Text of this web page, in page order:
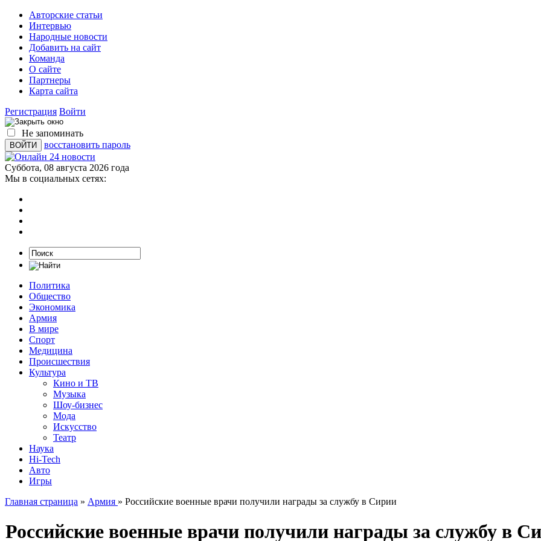
Авторские статьи
Интервью
Народные новости
Добавить на сайт
Команда
О сайте
Партнеры
Карта сайта
Регистрация Войти
Не запоминать
восстановить пароль
Суббота, 08 августа 2026 года
Мы в социальных сетях:
Политика
Общество
Экономика
Армия
В мире
Спорт
Медицина
Происшествия
Культура
Кино и ТВ
Музыка
Шоу-бизнес
Мода
Искусство
Театр
Наука
Hi-Tech
Авто
Игры
Главная страница » Армия » Российские военные врачи получили награды за службу в Сирии
Российские военные врачи получили награды за службу в